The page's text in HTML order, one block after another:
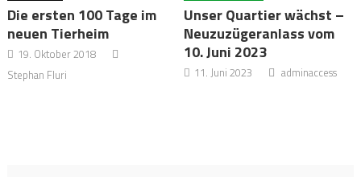
Die ersten 100 Tage im
neuen Tierheim
19. Oktober 2018
Stephan Fluri
Unser Quartier wächst –
Neuzuzügeranlass vom
10. Juni 2023
11. Juni 2023 adminaccess